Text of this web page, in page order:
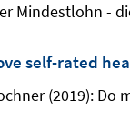
Mindestlohn -
self-rated
(2019):